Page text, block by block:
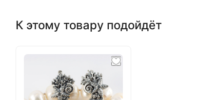
К этому товару подойдёт